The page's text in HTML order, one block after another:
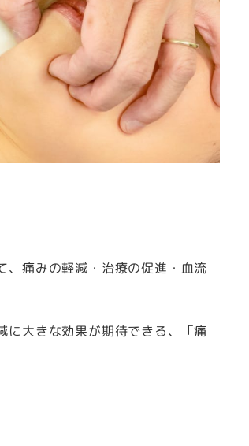
、痛みの軽減・治療の促進・血流
に大きな効果が期待できる、「痛